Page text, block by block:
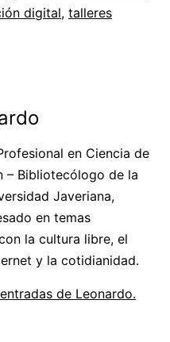
digital, talleres
en Ciencia de
– Bibliotecólogo de la
Javeriana,
en temas
la cultura libre, el
y la cotidianidad.
de Leonardo.